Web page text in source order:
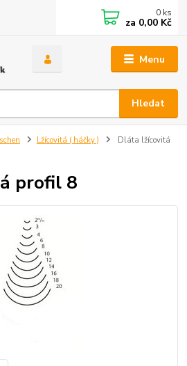
Menu
Hledat
0 ks
za 0,00 Kč
Lžícovitá ( háčky )
Dláta lžícovitá
profil 8